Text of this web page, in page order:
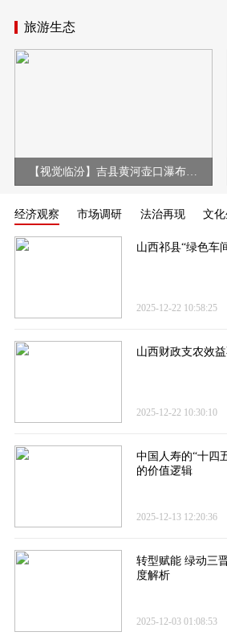
旅游生态
【视觉临汾】吉县黄河壶口瀑布现冰挂彩虹壮美景观
经济观察 市场调研 法治再现 文
山西祁县“绿色车
2025-12-22 10:58:25
山西财政支农效
2025-12-22 10:30:10
中国人寿的“十四
的价值逻辑
2025-12-13 12:20:36
转型赋能 绿动三
度解析
2025-12-03 01:08:53